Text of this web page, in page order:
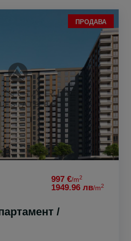
ПРОДАВА
997 €/m2
1949.96 лв/m2
/